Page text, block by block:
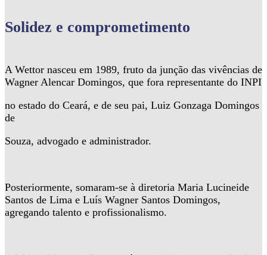
Solidez e comprometimento
A Wettor nasceu em 1989, fruto da junção das vivências de
Wagner Alencar Domingos, que fora representante do INPI
no estado do Ceará, e de seu pai, Luiz Gonzaga Domingos
de
Souza, advogado e administrador.
Posteriormente, somaram-se à diretoria Maria Lucineide
Santos de Lima e Luís Wagner Santos Domingos,
agregando talento e profissionalismo.